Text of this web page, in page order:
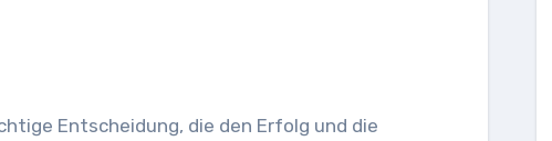
Entscheidung, die den Erfolg und die